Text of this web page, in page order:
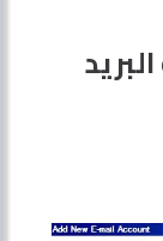
البريد